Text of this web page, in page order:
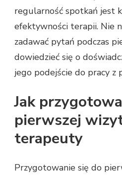
regularność spotkań jest
efektywności terapii. Nie
zadawać pytań podczas
dowiedzieć się o
jego podejście do pracy z
Jak
pierwszej
terapeuty
Przygotowanie się do